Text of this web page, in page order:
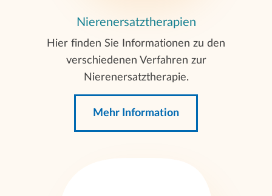
Nierenersatztherapien
Hier finden Sie Informationen zu den
verschiedenen Verfahren zur
Nierenersatztherapie.
Mehr Information